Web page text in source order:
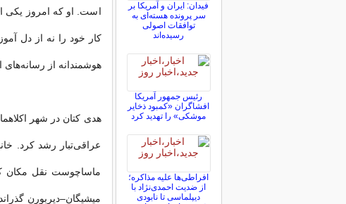
است. او که امروز یکی
کار خود را نه از دل
هوشمندانه از رسانه‌های
هدی کتان در شهر اکلاهما
عراقی‌تبار رشد کرد.
ماساچوست نقل مکان
میشیگان–دیربورن
فیدان: ایران و آمریکا بر
سر پرونده هسته‌ای به
توافقات اصولی
رسیده‌اند
رئیس جمهور آمریکا
افشاگران «کمبود ذخایر
موشکی» را تهدید کرد
افراطی‌ها علیه مذاکره؛
از ضدیت احمدی‌نژاد با
دیپلماسی تا نابودی